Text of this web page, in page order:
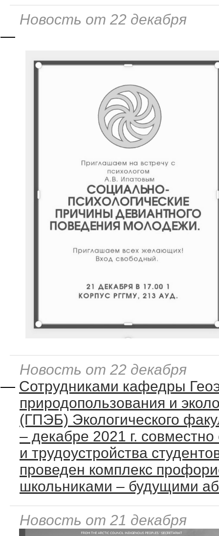
Новость от 22 декабря
—
Новость от 22 декабря
— Сотрудниками кафедры
природопользования и
(ГПЭБ) Экологического
– декабре 2021 г.
и трудоустройства
проведен комплекс
школьниками – будущими
Новость от 21 декабря